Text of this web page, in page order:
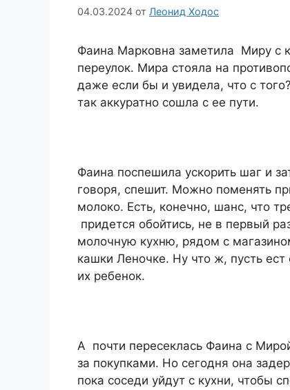
04.03.2024 от Леонид Ходос
Фаина Марковна заметила Миру с
переулок. Мира стояла на
даже если бы и увидела, что с
так аккуратно сошла с ее пути.
Фаина поспешила ускорить шаг и
говоря, спешит. Можно поменять
молоко. Есть, конечно, шанс, что
придется обойтись, не в первый
молочную кухню, рядом с
кашки Леночке. Ну что ж, пусть
их ребенок.
А почти пересеклась Фаина с
за покупками. Но сегодня она
пока соседи уйдут с кухни, чтобы